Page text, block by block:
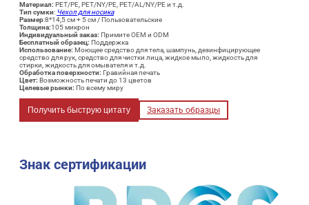
Материал: PET/PE, PET/NY/PE, PET/AL/NY/PE и т.д.
Тип сумки: Чехол для носика
Размер:8*14,5 см + 5 см / Пользовательские
Толщина:105 микрон
Индивидуальный заказ: Примите OEM и ODM
Бесплатный образец: Поддержка
Использование: Моющее средство для тела, шампунь, дезинфицирующее
средство для рук, средство для чистки лица, жидкое мыло, жидкость для
стирки, жидкость для омывателя и т.д.
Обработка поверхности: Гравийная печать
Цвет: Возможность печати до 13 цветов
Целевые рынки: По всему миру
Получить быструю цитату Заказать образцы
Знак сертификации